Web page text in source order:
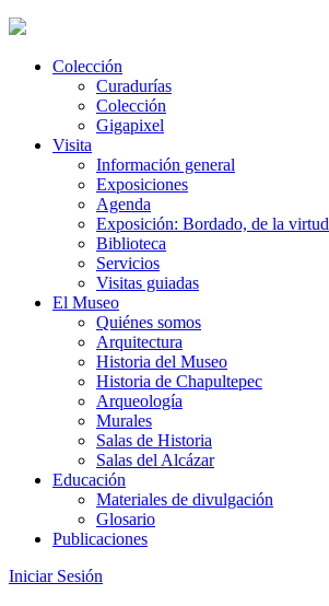
Colección
Curadurías
Colección
Gigapixel
Visita
Información general
Exposiciones
Agenda
Exposición: Bordado, de la virtud
Biblioteca
Servicios
Visitas guiadas
El Museo
Quiénes somos
Arquitectura
Historia del Museo
Historia de Chapultepec
Arqueología
Murales
Salas de Historia
Salas del Alcázar
Educación
Materiales de divulgación
Glosario
Publicaciones
Iniciar Sesión